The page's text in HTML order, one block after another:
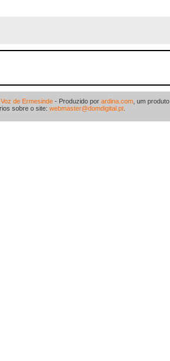
Voz de Ermesinde - Produzido por ardina.com , um
sobre o site: webmaster@domdigital.pt